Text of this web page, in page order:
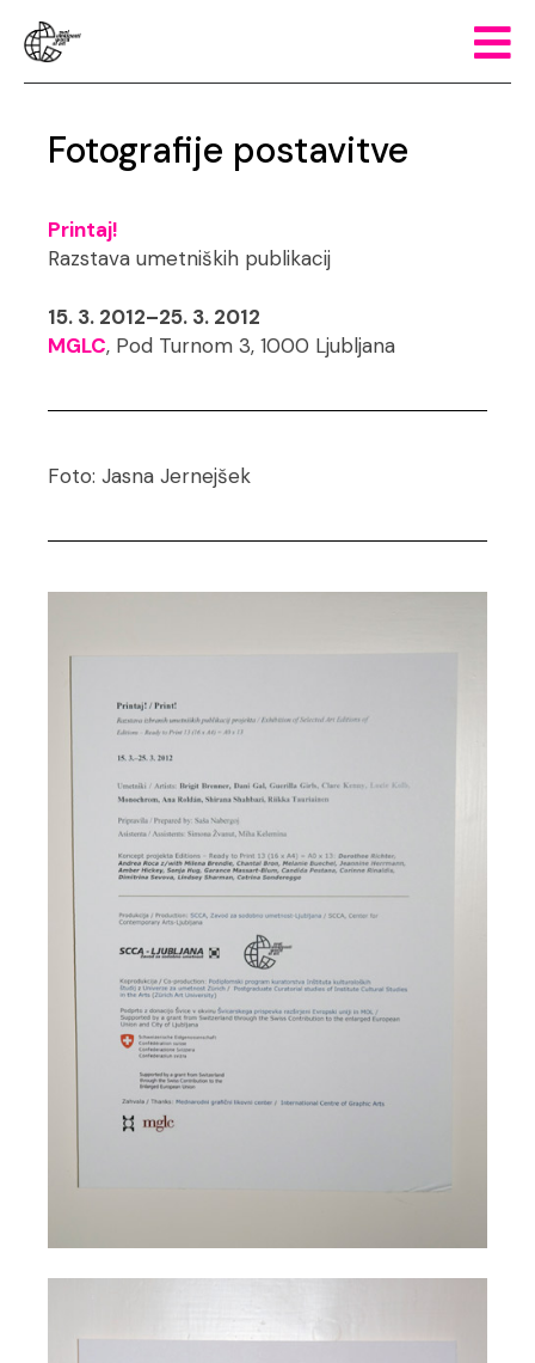
Fotografije postavitve
Printaj!
Razstava umetniških publikacij
15. 3. 2012–25. 3. 2012
MGLC, Pod Turnom 3, 1000 Ljubljana
Foto: Jasna Jernejšek